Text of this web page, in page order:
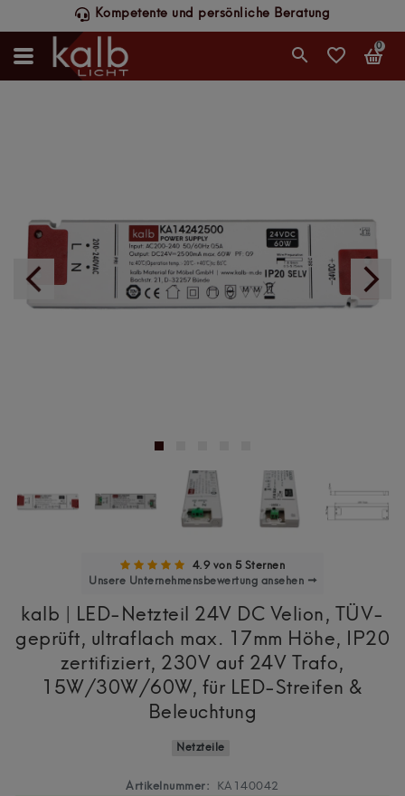
Kompetente und persönliche Beratung
0
4.9 von 5 Sternen
Unsere Unternehmensbewertung ansehen →
kalb | LED-Netzteil 24V DC Velion, TÜV-
geprüft, ultraflach max. 17mm Höhe, IP20
zertifiziert, 230V auf 24V Trafo,
15W/30W/60W, für LED-Streifen &
Beleuchtung
Netzteile
Artikelnummer:
KA140042